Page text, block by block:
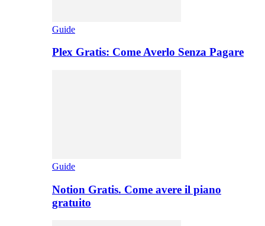
Guide
Plex Gratis: Come Averlo Senza Pagare
Guide
Notion Gratis. Come avere il piano
gratuito